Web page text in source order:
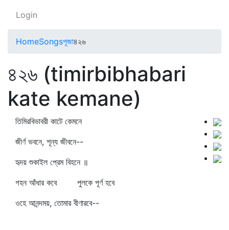
Login
HomeSongsপূজা৪২৬
৪২৬ (timirbibhabari
kate kemane)
তিমিরবিভাবরী কাটে কেমনে
জীর্ণ ভবনে, শূন্য জীবনে--
হৃদয় শুকাইল প্রেম বিহনে ॥
গহন আঁধার কবে পুলকে পূর্ণ হবে
ওহে আনন্দময়, তোমার বীণারবে--